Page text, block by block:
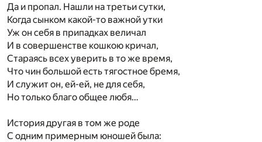
Да и пропал. Нашли на третьи сутки,
Когда сынком какой-то важной утки
Уж он себя в припадках величал
И в совершенстве кошкою кричал,
Стараясь всех уверить в то же время,
Что чин большой есть тягостное бремя,
И служит он, ей-ей, не для себя,
Но только благо общее любя…
История другая в том же роде
С одним примерным юношей была: